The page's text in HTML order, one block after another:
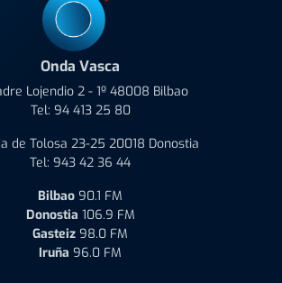
Onda Vasca
Lojendio 2 - 1º 48008 Bilbao
Tel: 94 413 25 80
de Tolosa 23-25 20018 Donostia
Tel: 943 42 36 44
Bilbao 90.1 FM
Donostia 106.9 FM
Gasteiz 98.0 FM
Iruña 96.0 FM